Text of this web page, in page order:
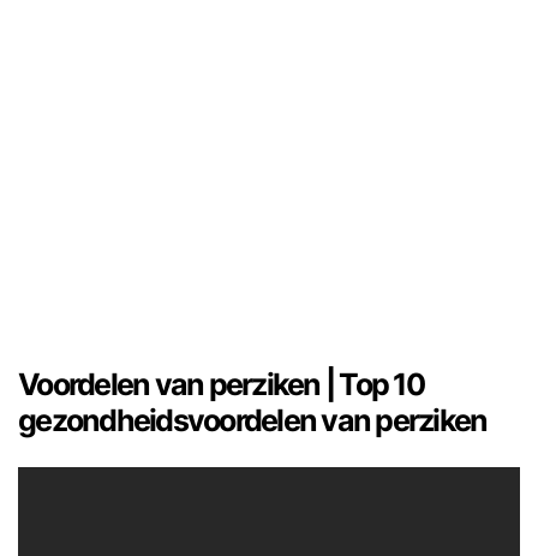
Voordelen van perziken | Top 10
gezondheidsvoordelen van perziken